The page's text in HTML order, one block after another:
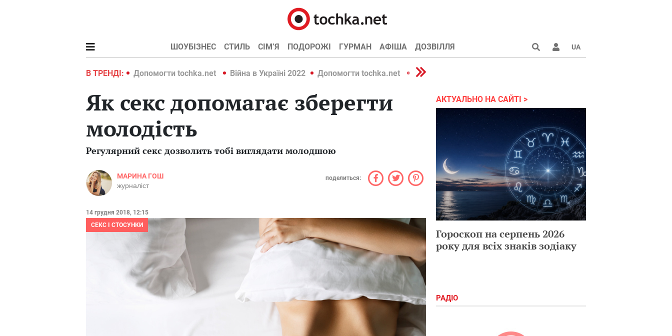
ШОУБІЗНЕС СТИЛЬ СІМ’Я ПОДОРОЖІ ГУРМАН АФІША ДОЗВІЛЛЯ UA
В ТРЕНДІ:
Війна в Україні 2022 Допомогти tochka.net Війна в Україні 2022 Допомогти tochka.net Війна в Україні 2022
Як секс допомагає зберегти
молодість
Регулярний секс дозволить тобі виглядати молодшою
МАРИНА ГОШ
журналіст
поделиться:
14 грудня 2018, 12:15
СЕКС І СТОСУНКИ
АКТУАЛЬНО НА САЙТІ
Гороскоп на серпень 2026
року для всіх знаків зодіаку
РАДІО